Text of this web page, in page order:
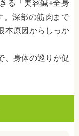
る「美容鍼+全身
。深部の筋肉まで
本原因からしっか
、身体の巡りが促